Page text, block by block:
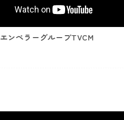
エンペラーグループTVCM